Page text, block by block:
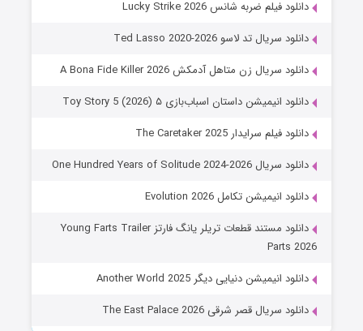
دانلود فیلم ضربه شانس Lucky Strike 2026
دانلود سریال تد لاسو Ted Lasso 2020-2026
دانلود سریال زن متاهل آدمکش A Bona Fide Killer 2026
دانلود انیمیشن داستان اسباب‌بازی ۵ Toy Story 5 (2026)
دانلود فیلم سرایدار The Caretaker 2025
دانلود سریال One Hundred Years of Solitude 2024-2026
دانلود انیمیشن تکامل Evolution 2026
دانلود مستند قطعات تریلر یانگ فارتز Young Farts Trailer
Parts 2026
دانلود انیمیشن دنیایی دیگر Another World 2025
دانلود سریال قصر شرقی The East Palace 2026